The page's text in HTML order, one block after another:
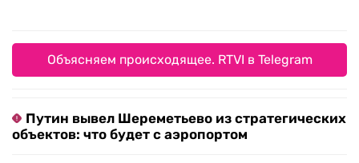
Объясняем происходящее. RTVI в Telegram
Путин вывел Шереметьево из стратегических
объектов: что будет с аэропортом